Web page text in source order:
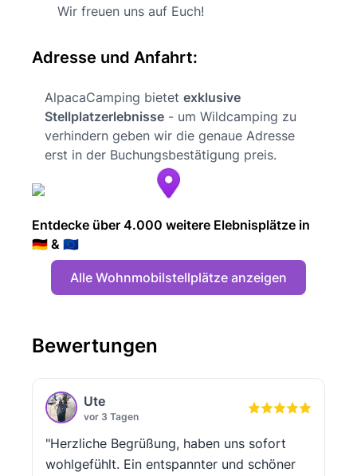
Wir freuen uns auf Euch!
Adresse und Anfahrt:
AlpacaCamping bietet exklusive
Stellplatzerlebnisse - um Wildcamping zu
verhindern geben wir die genaue Adresse
erst in der Buchungsbestätigung preis.
Entdecke über 4.000 weitere Elebnisplätze in
🇩🇪 & 🇪🇺
Alle Wohnmobilstellplätze anzeigen
Bewertungen
Ute
vor 3 Tagen
"Herzliche Begrüßung, haben uns sofort
wohlgefühlt. Ein entspannter und schöner